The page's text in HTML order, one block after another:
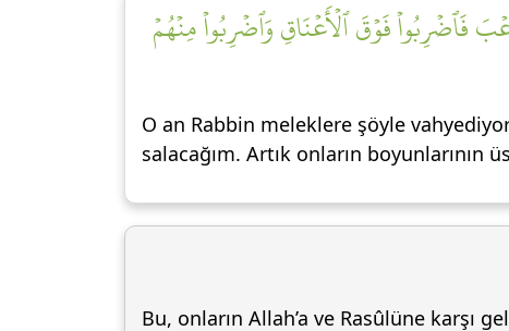
فَٱضۡرِبُواْ فَوۡقَ ٱلۡأَعۡنَاقِ وَٱضۡرِبُواْ مِنۡهُمۡ
O an Rabbin meleklere şöyle
salacağım. Artık onların boyunlarının
Bu, onların Allah’a ve Rasûlüne karşı